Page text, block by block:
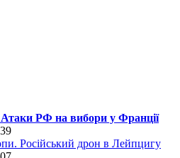
Атаки РФ на вибори у Франції
Російський дрон в Лейпцигу